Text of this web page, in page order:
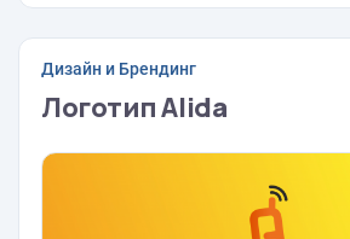
Дизайн и Брендинг
Логотип Alida